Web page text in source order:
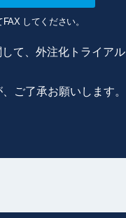
してください。
て、外注化トライアル
ご了承お願いします。